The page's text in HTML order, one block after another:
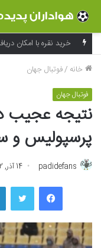
خرید نقره با امکان
خانه /فوتبال جهان
فوتبال جهان
نتیجه عجیب
پرسپولیس و
padidefans 14 آذر, 1402
فیسبوک